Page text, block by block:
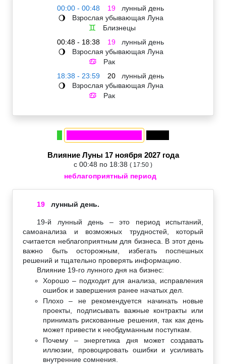
00:00 - 00:48 19 лунный день
🌖 Взрослая убывающая Луна
♊
Близнецы
00:48 - 18:38
19 лунный день
🌖 Взрослая убывающая Луна
♋
Рак
18:38 - 23:59
20 лунный день
🌖 Взрослая убывающая Луна
♋ Рак
Влияние Луны 17 ноября 2027 года
с 00:48 по 18:38 ( 17:50 )
неблагоприятный период
19 лунный день.
19-й лунный день – это период испытаний,
самоанализа и возможных трудностей, который
считается неблагоприятным для бизнеса. В этот день
важно быть осторожным, избегать поспешных
решений и тщательно проверять информацию.
Влияние 19-го лунного дня на бизнес:
Хорошо – подходит для анализа, исправления
ошибок и завершения ранее начатых дел.
Плохо – не рекомендуется начинать новые
проекты, подписывать важные контракты или
принимать рискованные решения, так как день
может привести к необдуманным поступкам.
Почему – энергетика дня может создавать
иллюзии, провоцировать ошибки и усиливать
внутренние сомнения.